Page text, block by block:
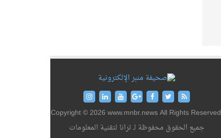
Copyright © 2026 www.mnbr.news All Rights
جميع الحقوق محفوظة لـ ترانا لتقنية المعلومات